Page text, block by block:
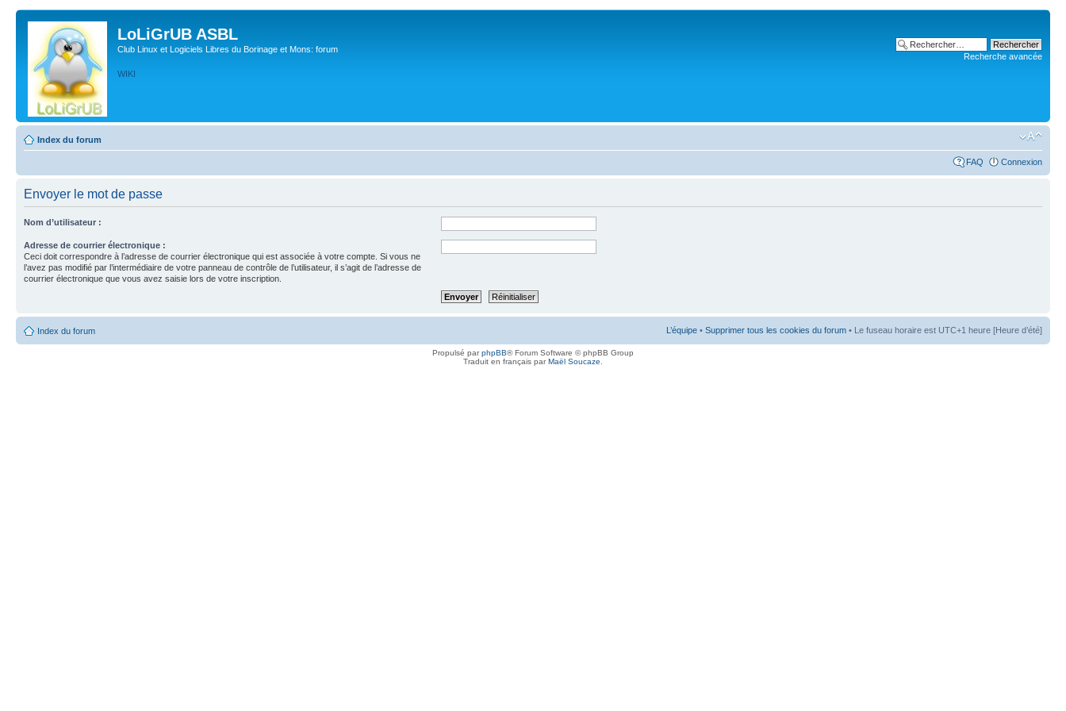
LoLiGrUB ASBL
Club Linux et Logiciels Libres du Borinage et Mons: forum
WIKI
Recherche avancée
Index du forum
FAQ Connexion
Envoyer le mot de passe
Nom d’utilisateur :
Adresse de courrier électronique :
Ceci doit correspondre à l’adresse de courrier électronique qui est associée à votre compte. Si vous ne
l’avez pas modifié par l’intermédiaire de votre panneau de contrôle de l’utilisateur, il s’agit de l’adresse de
courrier électronique que vous avez saisie lors de votre inscription.
Index du forum L’équipe • Supprimer tous les cookies du forum • Le fuseau horaire est UTC+1 heure [Heure d’été]
Propulsé parphpBB® Forum Software © phpBB Group
Traduit en français parMaël Soucaze